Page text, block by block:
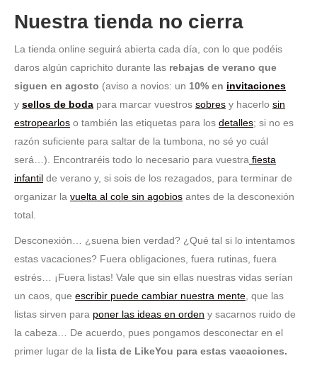
Nuestra tienda no cierra
La tienda online seguirá abierta cada día, con lo que podéis
daros algún caprichito durante las rebajas de verano que
siguen en agosto (aviso a novios: un 10% en invitaciones
y sellos de boda para marcar vuestros sobres y hacerlo sin
estropearlos o también las etiquetas para los detalles; si no es
razón suficiente para saltar de la tumbona, no sé yo cuál
será…). Encontraréis todo lo necesario para vuestra fiesta
infantil de verano y, si sois de los rezagados, para terminar de
organizar la vuelta al cole sin agobios antes de la desconexión
total.
Desconexión… ¿suena bien verdad? ¿Qué tal si lo intentamos
estas vacaciones? Fuera obligaciones, fuera rutinas, fuera
estrés… ¡Fuera listas! Vale que sin ellas nuestras vidas serían
un caos, que escribir puede cambiar nuestra mente, que las
listas sirven para poner las ideas en orden y sacarnos ruido de
la cabeza… De acuerdo, pues pongamos desconectar en el
primer lugar de la lista de LikeYou para estas vacaciones.